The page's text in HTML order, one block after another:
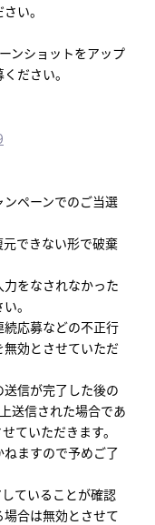
い。
ンショットをアップ
ださい。
ペーンでのご当選
できない形で破棄
をなされなかった
。
応募などの不正行
効とさせていただ
信が完了した後の
送信された場合であ
ていただきます。
ますので予めご了
ていることが確認
合は無効とさせて